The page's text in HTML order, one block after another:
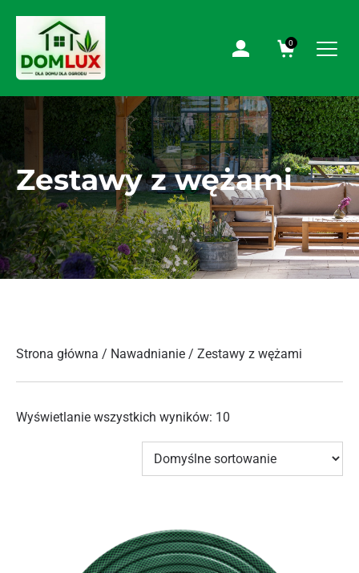
0
Zestawy z wężami
Strona główna / Nawadnianie / Zestawy z wężami
Wyświetlanie wszystkich wyników: 10